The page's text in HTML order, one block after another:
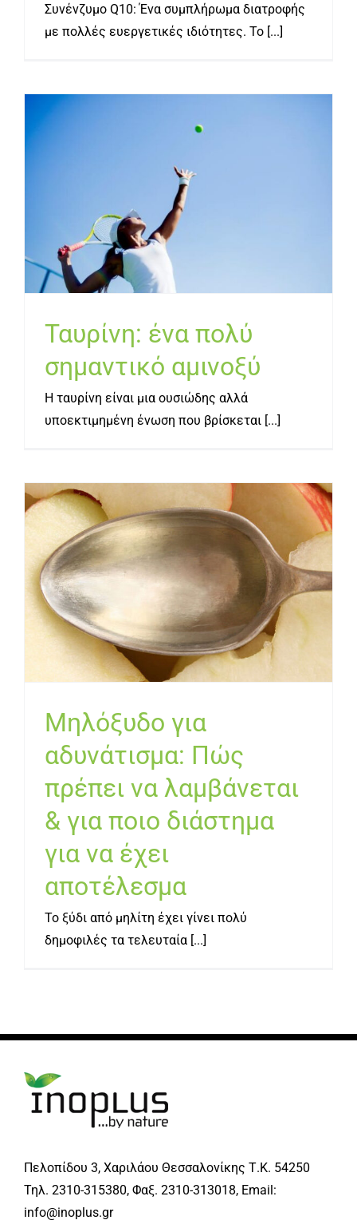
Συνένζυμο Q10: Ένα συμπλήρωμα διατροφής
με πολλές ευεργετικές ιδιότητες. Το [...]
Ταυρίνη: ένα πολύ
σημαντικό αμινοξύ
Ταυρίνη: ένα πολύ
σημαντικό αμινοξύ
Η ταυρίνη είναι μια ουσιώδης αλλά
υποεκτιμημένη ένωση που βρίσκεται [...]
Μηλόξυδο για
αδυνάτισμα: Πώς πρέπει
να λαμβάνεται & για ποιο
διάστημα για να έχει
αποτέλεσμα
Μηλόξυδο για
αδυνάτισμα: Πώς
πρέπει να λαμβάνεται
& για ποιο διάστημα
για να έχει
αποτέλεσμα
Το ξύδι από μηλίτη έχει γίνει πολύ
δημοφιλές τα τελευταία [...]
Πελοπίδου 3, Χαριλάου Θεσσαλονίκης Τ.Κ. 54250
Τηλ. 2310-315380, Φαξ. 2310-313018, Email:
info@inoplus.gr